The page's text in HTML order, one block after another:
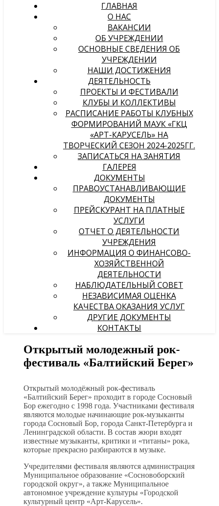
ГЛАВНАЯ
О НАС
ВАКАНСИИ
ОБ УЧРЕЖДЕНИИ
ОСНОВНЫЕ СВЕДЕНИЯ ОБ
УЧРЕЖДЕНИИ
НАШИ ДОСТИЖЕНИЯ
ДЕЯТЕЛЬНОСТЬ
ПРОЕКТЫ И ФЕСТИВАЛИ
КЛУБЫ И КОЛЛЕКТИВЫ
РАСПИСАНИЕ РАБОТЫ КЛУБНЫХ
ФОРМИРОВАНИЙ МАУК «ГКЦ
«АРТ-КАРУСЕЛЬ» НА
ТВОРЧЕСКИЙ СЕЗОН 2024-2025ГГ.
ЗАПИСАТЬСЯ НА ЗАНЯТИЯ
ГАЛЕРЕЯ
ДОКУМЕНТЫ
ПРАВОУСТАНАВЛИВАЮЩИЕ
ДОКУМЕНТЫ
ПРЕЙСКУРАНТ НА ПЛАТНЫЕ
УСЛУГИ
ОТЧЕТ О ДЕЯТЕЛЬНОСТИ
УЧРЕЖДЕНИЯ
ИНФОРМАЦИЯ О ФИНАНСОВО-
ХОЗЯЙСТВЕННОЙ
ДЕЯТЕЛЬНОСТИ
НАБЛЮДАТЕЛЬНЫЙ СОВЕТ
НЕЗАВИСИМАЯ ОЦЕНКА
КАЧЕСТВА ОКАЗАНИЯ УСЛУГ
ДРУГИЕ ДОКУМЕНТЫ
КОНТАКТЫ
Открытый молодежный рок-
фестиваль «Балтийский Берег»
Открытый молодёжный рок-фестиваль
«Балтийский Берег» проходит в городе Сосновый
Бор ежегодно с 1998 года. Участниками фестиваля
являются молодые начинающие рок-музыканты
города Сосновый Бор, города Санкт-Петербурга и
Ленинградской области. В состав жюри входят
известные музыканты, критики и «титаны» рока,
которые прекрасно разбираются в музыке.
Учредителями фестиваля являются администрация
Муниципальное образование «Сосновоборский
городской округ», а также Муниципальное
автономное учреждение культуры «Городской
культурный центр «Арт-Карусель».